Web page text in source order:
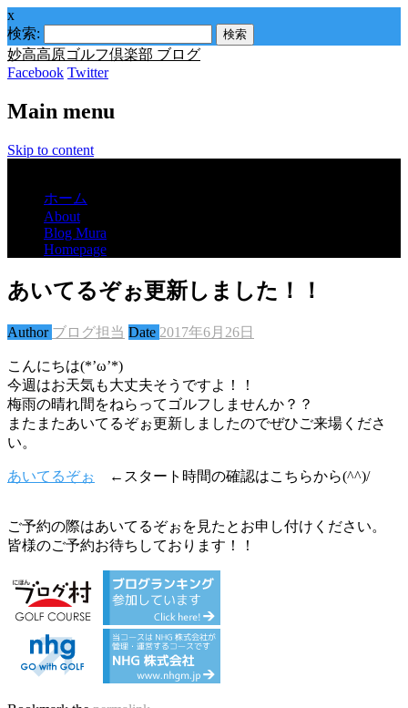
x
検索:
妙高高原ゴルフ倶楽部 ブログ
Facebook Twitter
Main menu
Skip to content
ホーム
About
Blog Mura
Homepage
あいてるぞぉ更新しました！！
Author ブログ担当 Date 2017年6月26日
こんにちは(*’ω’*)
今週はお天気も大丈夫そうですよ！！
梅雨の晴れ間をねらってゴルフしませんか？？
またまたあいてるぞぉ更新しましたのでぜひご来場くださ
い。
あいてるぞぉ ←スタート時間の確認はこちらから(^^)/
ご予約の際はあいてるぞぉを見たとお申し付けください。
皆様のご予約お待ちしております！！